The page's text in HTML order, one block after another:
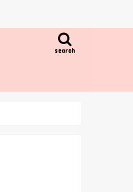
search